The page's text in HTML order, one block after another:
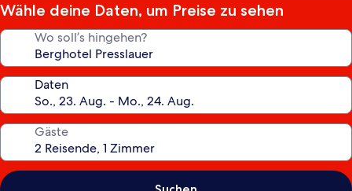
Wähle deine Daten, um Preise zu sehen
Wo soll’s hingehen?
Daten
Gäste